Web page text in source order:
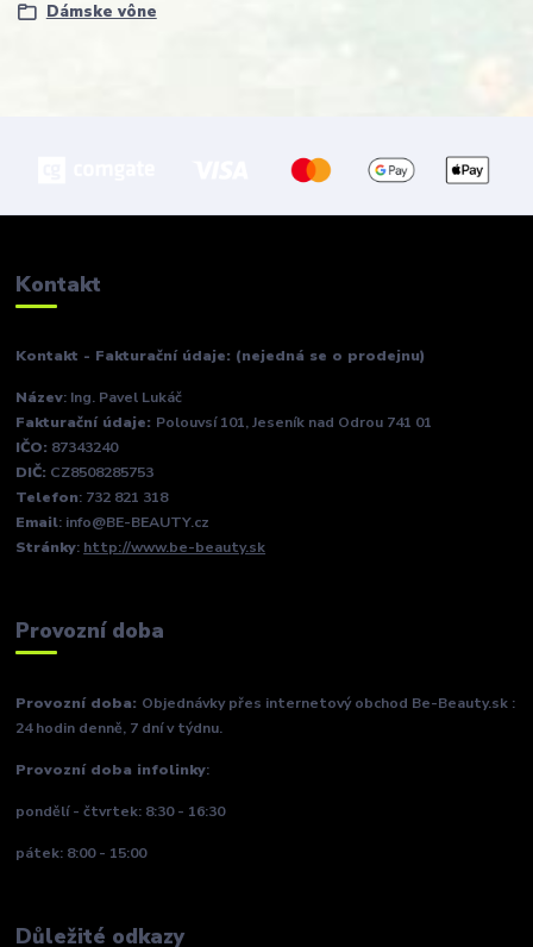
Dámske vône
Kontakt
Kontakt - Fakturační údaje: (nejedná se o prodejnu)
Název: Ing. Pavel Lukáč
Fakturační údaje: Polouvsí 101, Jeseník nad Odrou 741 01
IČO: 87343240
DIČ: CZ8508285753
Telefon: 732 821 318
Email: info@BE-BEAUTY.cz
Stránky: http://www.be-beauty.sk
Provozní doba
Provozní doba: Objednávky přes internetový obchod Be-Beauty.sk :
24 hodin denně, 7 dní v týdnu.
Provozní doba infolinky:
pondělí - čtvrtek: 8:30 - 16:30
pátek: 8:00 - 15:00
Důležité odkazy